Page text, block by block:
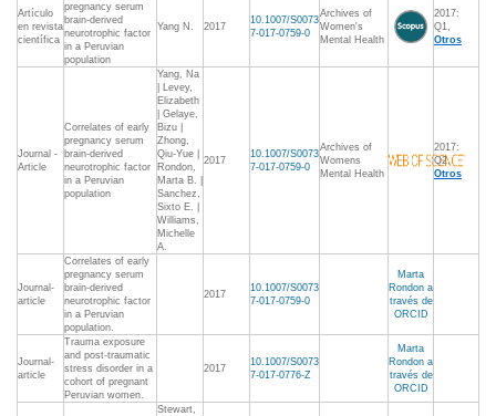
Artículo
en revista
científica
pregnancy serum
brain-derived
neurotrophic factor
in a Peruvian
population
Yang N. 2017
10.1007/S0073
7-017-0759-0
Archives of
Women's
Mental Health
2017:
Q1,
Otros
Journal -
Article
Correlates of early
pregnancy serum
brain-derived
neurotrophic factor
in a Peruvian
population
Yang, Na
| Levey,
Elizabeth
| Gelaye,
Bizu |
Zhong,
Qiu-Yue |
Rondon,
Marta B. |
Sanchez,
Sixto E. |
Williams,
Michelle
A.
2017
10.1007/S0073
7-017-0759-0
Archives of
Womens
Mental Health
2017:
Q2,
Otros
Journal-
article
Correlates of early
pregnancy serum
brain-derived
neurotrophic factor
in a Peruvian
population.
2017
10.1007/S0073
7-017-0759-0
Marta
Rondon a
través de
ORCID
Journal-
article
Trauma exposure
and post-traumatic
stress disorder in a
cohort of pregnant
Peruvian women.
2017
10.1007/S0073
7-017-0776-Z
Marta
Rondon a
través de
ORCID
Stewart,